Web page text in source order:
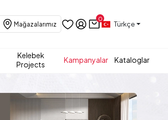
Mağazalarımız
0
Türkçe
Kelebek
Projects
Kampanyalar Kataloglar